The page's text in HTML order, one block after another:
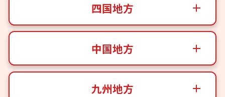
四国地方
中国地方
九州地方